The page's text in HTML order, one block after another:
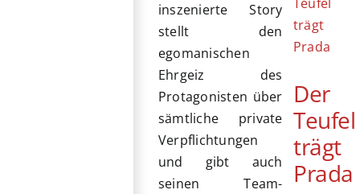
inszenierte Story
stellt den
egomanischen
Ehrgeiz des
Protagonisten über
sämtliche private
Verpflichtungen
und gibt auch
seinen Team-
Der
Teufel
trägt
Prada